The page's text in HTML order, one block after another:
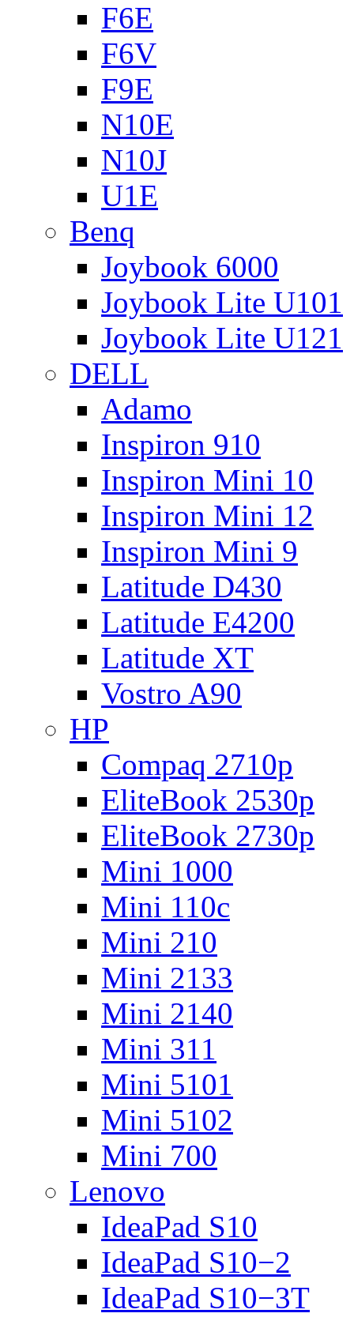
F6E
F6V
F9E
N10E
N10J
U1E
Benq
Joybook 6000
Joybook Lite U101
Joybook Lite U121
DELL
Adamo
Inspiron 910
Inspiron Mini 10
Inspiron Mini 12
Inspiron Mini 9
Latitude D430
Latitude E4200
Latitude XT
Vostro A90
HP
Compaq 2710p
EliteBook 2530p
EliteBook 2730p
Mini 1000
Mini 110c
Mini 210
Mini 2133
Mini 2140
Mini 311
Mini 5101
Mini 5102
Mini 700
Lenovo
IdeaPad S10
IdeaPad S10−2
IdeaPad S10−3T